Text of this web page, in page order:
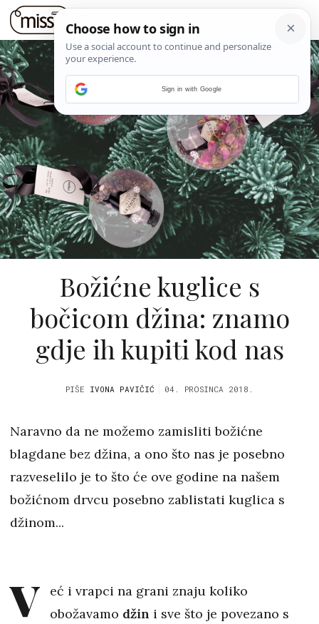
Božićne kuglice s
bočicom džina: znamo
gdje ih kupiti kod nas
PIŠE IVONA PAVIČIĆ 04. PROSINCA 2018.
Naravno da ne možemo zamisliti božićne
blagdane bez džina, a ono što nas je posebno
razveselilo je to što će ove godine na našem
božićnom drvcu posebno zablistati kuglica s
džinom...
V
eć i vrapci na grani znaju koliko
obožavamo džin i sve što je povezano s
Sign in with Google